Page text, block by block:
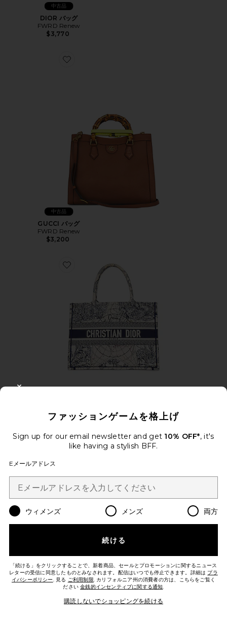
中古品
DIOR バッグ
FWRD Renew
$3,770
Favorite GUCCI バッグ
中古品
GUCCI バッグ
FWRD Renew
$3,200
Favorite DIOR バッグ
中古品
FWRD Renew
Favorite HERMES ハンドバッグ
ファッションゲームを格上げ
Sign up for our email newsletter and get 10% OFF*, it's
like having a stylish BFF.
Eメールアドレス
ウィメンズ メンズ 両方
続ける
「続ける」をクリックすることで、新着商品、セールとプロモーションに関するニュース
レターの受信に同意したものとみなされます。配信はいつでも停止できます。詳細は プラ
イバシーポリシー. 見る ご利用制限. カリフォルニア州の消費者の方は、こちらをご覧く
ださい金銭的インセンティブに関する通知.
購読しないでショッピングを続ける